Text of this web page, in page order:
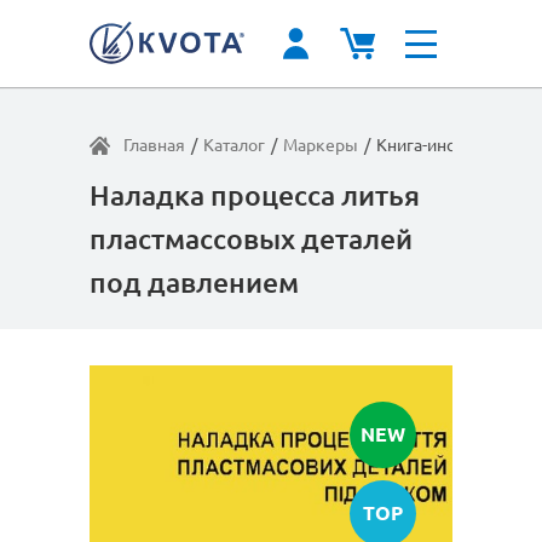
Главная / Каталог / Маркеры / Книга-инструкция
Наладка процесса литья
пластмассовых деталей
под давлением
NEW
TOP